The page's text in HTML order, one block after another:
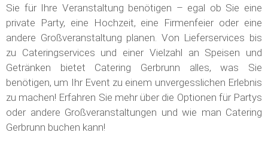
Sie für Ihre Veranstaltung benötigen – egal ob Sie eine
private Party, eine Hochzeit, eine Firmenfeier oder eine
andere Großveranstaltung planen. Von Lieferservices bis
zu Cateringservices und einer Vielzahl an Speisen und
Getränken bietet Catering Gerbrunn alles, was Sie
benötigen, um Ihr Event zu einem unvergesslichen Erlebnis
zu machen! Erfahren Sie mehr über die Optionen für Partys
oder andere Großveranstaltungen und wie man Catering
Gerbrunn buchen kann!